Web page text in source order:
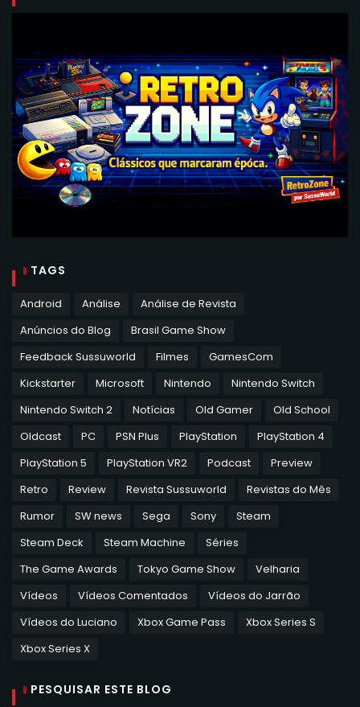
TAGS
Android Análise
Análise de Revista
Anúncios do Blog
Brasil Game Show
Feedback Sussuworld
Filmes
GamesCom
Kickstarter
Microsoft Nintendo
Nintendo Switch
Nintendo Switch 2
Notícias Old Gamer
Old School
Oldcast
PC PSN Plus PlayStation
PlayStation 4
PlayStation 5
PlayStation VR2 Podcast
Preview
Retro
Review Revista Sussuworld
Revistas do Mês
Rumor
SW news Sega Sony
Steam
Steam Deck
Steam Machine
Séries
The Game Awards
Tokyo Game Show
Velharia
Vídeos
Vídeos Comentados
Vídeos do Jarrão
Vídeos do Luciano
Xbox Game Pass
Xbox Series S
Xbox Series X
PESQUISAR ESTE BLOG